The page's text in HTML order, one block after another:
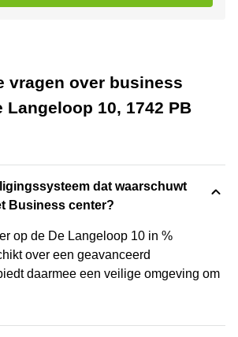
vragen over business
Langeloop 10, 1742 PB
dat waarschuwt
Business center?
op de De Langeloop 10 in %
over een geavanceerd
daarmee een veilige omgeving om